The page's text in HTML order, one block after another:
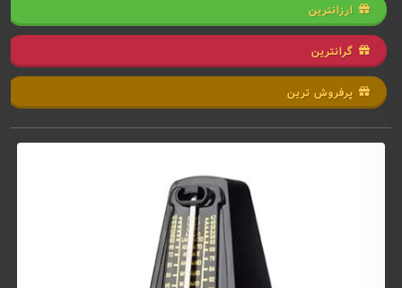
ارزانترین
گرانترین
پرفروش ترین